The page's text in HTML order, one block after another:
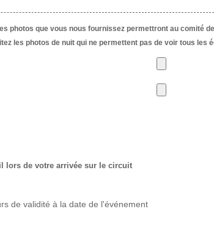
photos que vous nous fournissez permettront au comité
les photos de nuit qui ne permettent pas de voir tous les
lors de votre arrivée sur le circuit
de validité à la date de l'événement